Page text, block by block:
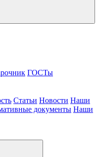
ГОСТы
Статьи Новости Наши
документы Наши